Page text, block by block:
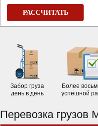
РАССЧИТАТЬ
Забор груза
день в день
Более
успешной
Перевозка